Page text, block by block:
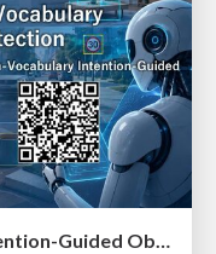
[MIRU26] Open-Vocabulary Intention-Guided Object Detection in Diverse Scenes